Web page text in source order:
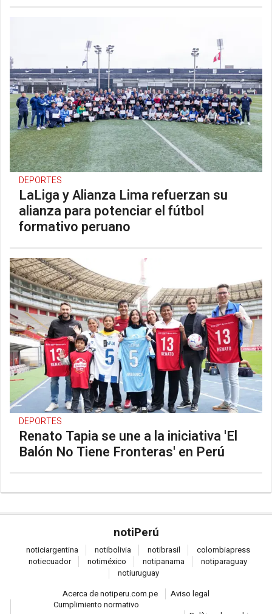
DEPORTES
LaLiga y Alianza Lima refuerzan su
alianza para potenciar el fútbol
formativo peruano
DEPORTES
Renato Tapia se une a la iniciativa 'El
Balón No Tiene Fronteras' en Perú
notiPerú
noticiargentina notibolivia notibrasil colombiapress
notiecuador notiméxico notipanama notiparaguay
notiuruguay
Acerca de notiperu.com.pe
Aviso legal
Cumplimiento normativo